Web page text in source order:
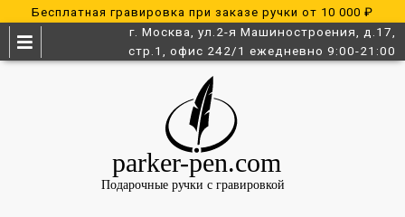
Бесплатная гравировка при заказе ручки от 10 000 ₽
г. Москва, ул.2-я Машиностроения, д.17,
стр.1, офис 242/1 ежедневно 9:00-21:00